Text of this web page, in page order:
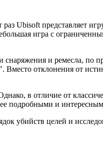
Ubisoft представляет
игра с
снаряжения и ремесла, по
Вместо отклонения от
в отличие от
подробными и
убийств целей и